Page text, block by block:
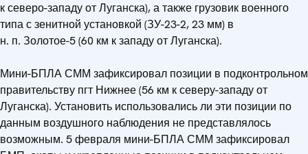
к северо-западу от Луганска), а также грузовик военного
типа с зенитной установкой (ЗУ-23-2, 23 мм) в
н. п. Золотое-5 (60 км к западу от Луганска).
Мини-БПЛА СММ зафиксировал позиции в подконтрольном
правительству пгт Нижнее (56 км к северу-западу от
Луганска). Установить использовались ли эти позиции по
данным воздушного наблюдения не представлялось
возможным. 5 февраля мини-БПЛА СММ зафиксировал